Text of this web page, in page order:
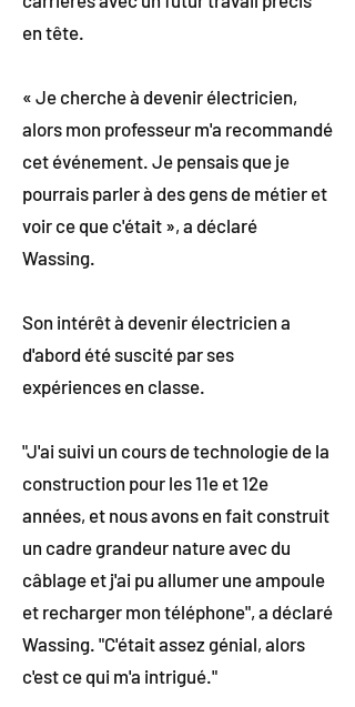
en tête.
« Je cherche à devenir électricien,
alors mon professeur m'a recommandé
cet événement. Je pensais que je
pourrais parler à des gens de métier et
voir ce que c'était », a déclaré
Wassing.
Son intérêt à devenir électricien a
d'abord été suscité par ses
expériences en classe.
"J'ai suivi un cours de technologie de la
construction pour les 11e et 12e
années, et nous avons en fait construit
un cadre grandeur nature avec du
câblage et j'ai pu allumer une ampoule
et recharger mon téléphone", a déclaré
Wassing. "C'était assez génial, alors
c'est ce qui m'a intrigué."